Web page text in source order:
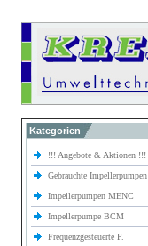
Kategorien
!!! Angebote & Aktionen !!!
Gebrauchte Impellerpumpen
Impellerpumpen MENC
Impellerpumpe BCM
Frequenzgesteuerte P.